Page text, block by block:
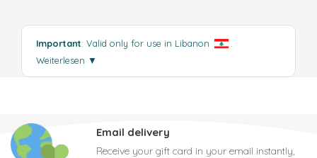
Important: Valid only for use in Libanon
Weiterlesen ▼
Email delivery
Receive your gift card in your email instantly,